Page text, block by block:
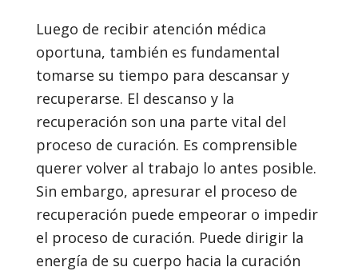
Luego de recibir atención médica
oportuna, también es fundamental
tomarse su tiempo para descansar y
recuperarse. El descanso y la
recuperación son una parte vital del
proceso de curación. Es comprensible
querer volver al trabajo lo antes posible.
Sin embargo, apresurar el proceso de
recuperación puede empeorar o impedir
el proceso de curación. Puede dirigir la
energía de su cuerpo hacia la curación